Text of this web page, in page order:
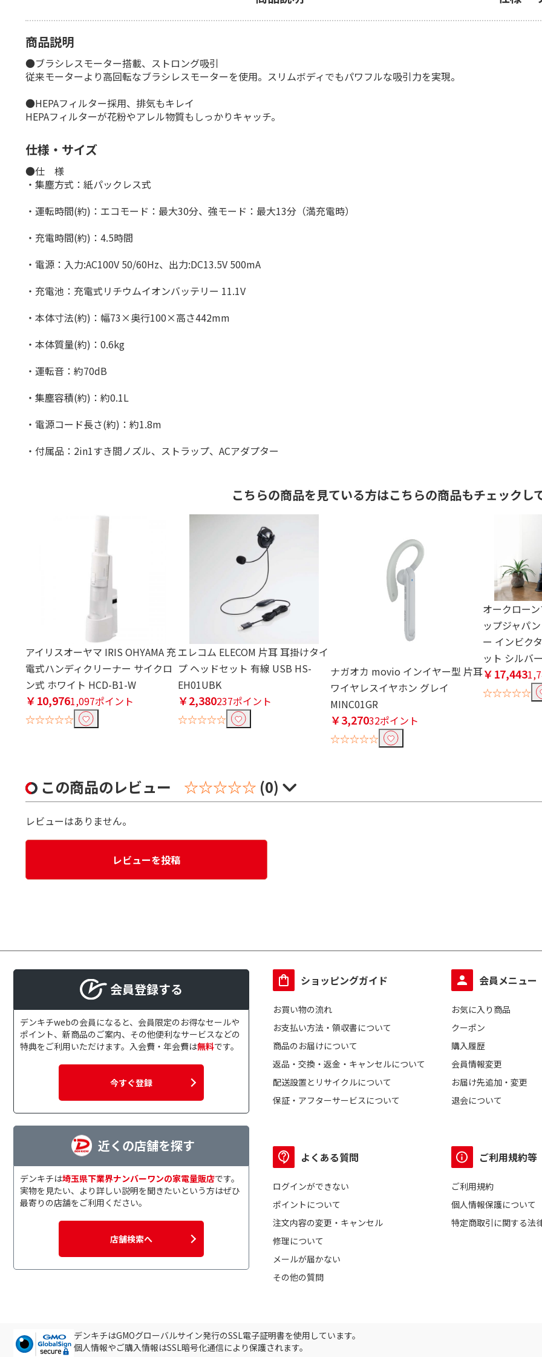
商品説明
●ブラシレスモーター搭載、ストロング吸引
従来モーターより高回転なブラシレスモーターを使用。スリムボディでもパワフルな吸引力を実現。
●HEPAフィルター採用、排気もキレイ
HEPAフィルターが花粉やアレル物質もしっかりキャッチ。
仕様・サイズ
●仕 様
・集塵方式：紙パックレス式
・運転時間(約)：エコモード：最大30分、強モード：最大13分（満充電時）
・充電時間(約)：4.5時間
・電源：入力:AC100V 50/60Hz、出力:DC13.5V 500mA
・充電池：充電式リチウムイオンバッテリー 11.1V
・本体寸法(約)：幅73×奥行100×高さ442mm
・本体質量(約)：0.6kg
・運転音：約70dB
・集塵容積(約)：約0.1L
・電源コード長さ(約)：約1.8m
・付属品：2in1すき間ノズル、ストラップ、ACアダプター
こちらの商品を見ている方はこちらの商品もチェックし
アイリスオーヤマ IRIS OHYAMA 充
電式ハンディクリーナー サイクロ
ン式 ホワイト HCD-B1-W
￥10,9761,097ポイント
☆☆☆☆☆
エレコム ELECOM 片耳 耳掛けタイ
プ ヘッドセット 有線 USB HS-
EH01UBK
￥2,380237ポイント
☆☆☆☆☆
ナガオカ movio インイヤー型 片耳
ワイヤレスイヤホン グレイ
MINC01GR
￥3,27032ポイント
☆☆☆☆☆
オークロー
ップジャパ
ー インビク
ット シルバ
￥17,443
☆☆☆☆☆
この商品のレビュー ☆☆☆☆☆ (0)
レビューはありません。
レビューを投稿
会員登録する
デンキチwebの会員になると、会員限定のお得なセールや
ポイント、新商品のご案内、その他便利なサービスなどの
特典をご利用いただけます。入会費・年会費は無料です。
今すぐ登録
近くの店舗を探す
デンキチは埼玉県下業界ナンバーワンの家電量販店です。
実物を見たい、より詳しい説明を聞きたいという方はぜひ
最寄りの店舗をご利用ください。
店舗検索へ
ショッピングガイド
お買い物の流れ
お支払い方法・領収書について
商品のお届けについて
返品・交換・返金・キャンセルについて
配送設置とリサイクルについて
保証・アフターサービスについて
会員メニュー
お気に入り商品
クーポン
購入履歴
会員情報変更
お届け先追加・変更
退会について
よくある質問
ログインができない
ポイントについて
注文内容の変更・キャンセル
修理について
メールが届かない
その他の質問
ご利用規約等
ご利用規約
個人情報保護について
特定商取引に関する法
デンキチはGMOグローバルサイン発行のSSL電子証明書を使用しています。
個人情報やご購入情報はSSL暗号化通信により保護されます。